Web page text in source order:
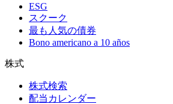
ESG
スクーク
最も人気の債券
Bono americano a 10 años
株式
株式検索
配当カレンダー